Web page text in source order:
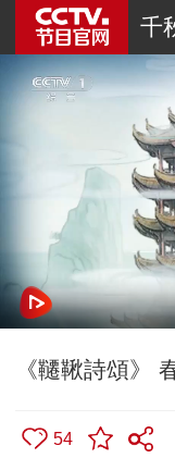
千
《韆鞦詩頌》
54